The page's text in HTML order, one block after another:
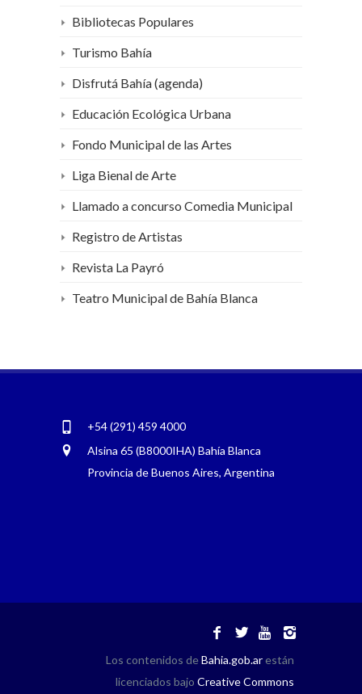
Bibliotecas Populares
Turismo Bahía
Disfrutá Bahía (agenda)
Educación Ecológica Urbana
Fondo Municipal de las Artes
Liga Bienal de Arte
Llamado a concurso Comedia Municipal
Registro de Artistas
Revista La Payró
Teatro Municipal de Bahía Blanca
+54 (291) 459 4000
Alsina 65 (B8000IHA) Bahía Blanca
Provincia de Buenos Aires, Argentina
Los contenidos deBahia.gob.arestán
licenciados bajo Creative Commons